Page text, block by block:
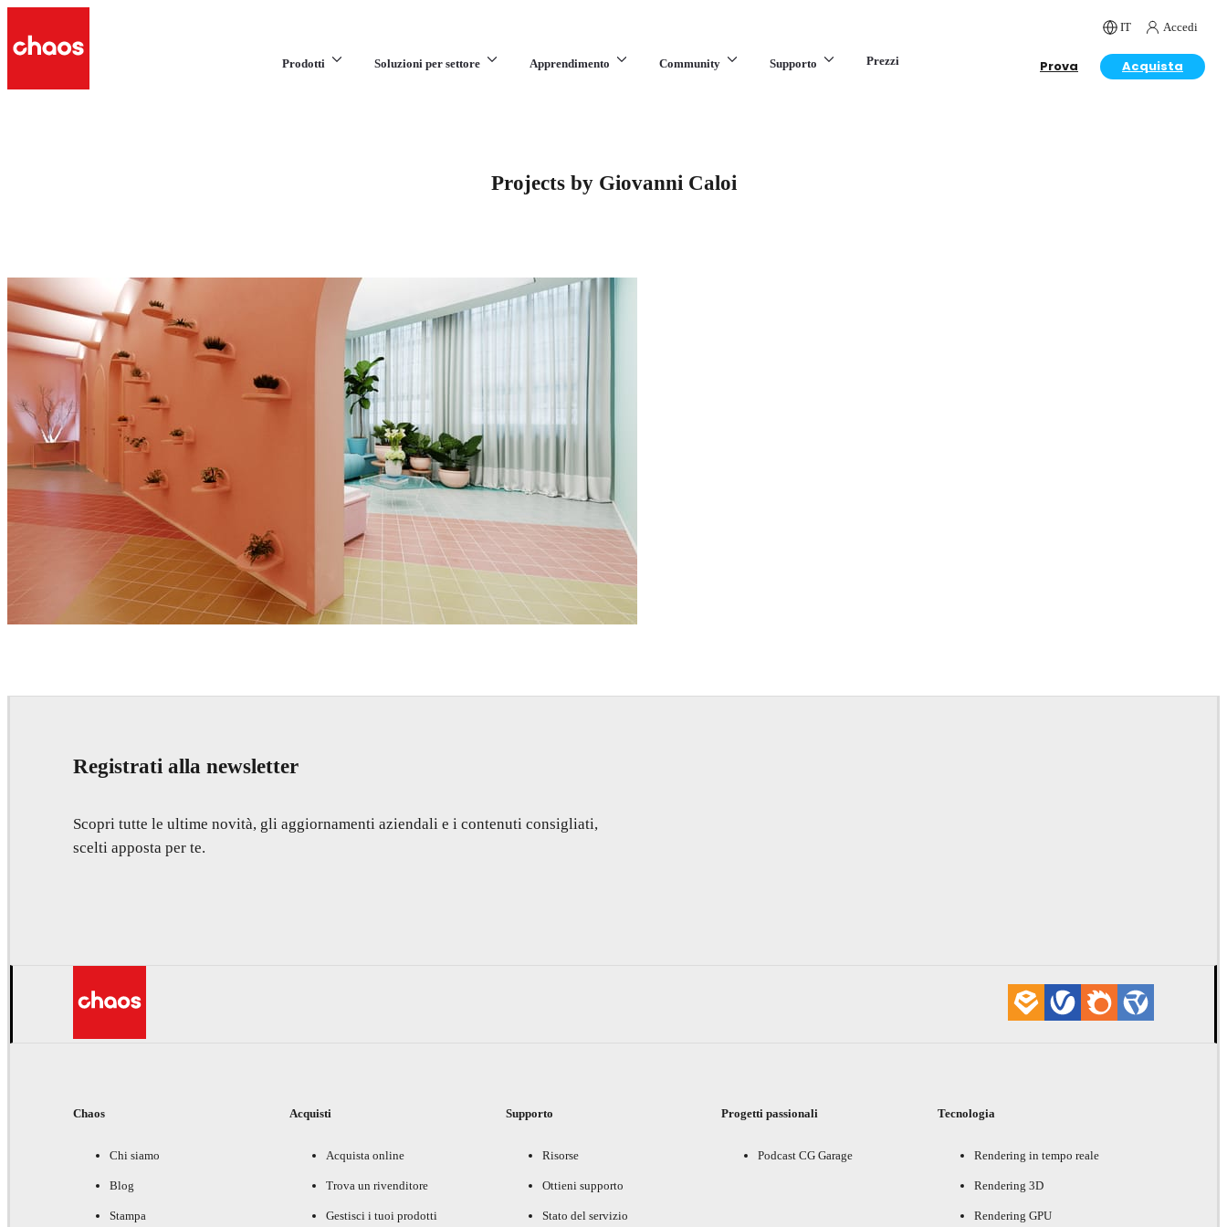
IT Accedi
Prodotti Soluzioni per settore Apprendimento Community Supporto Prezzi Prova Acquista
Projects by Giovanni Caloi
Registrati alla newsletter
Scopri tutte le ultime novità, gli aggiornamenti aziendali e i contenuti consigliati,
scelti apposta per te.
Chaos
Chi siamo
Blog
Stampa
Acquisti
Acquista online
Trova un rivenditore
Gestisci i tuoi prodotti
Supporto
Risorse
Ottieni supporto
Stato del servizio
Progetti passionali
Podcast CG Garage
Tecnologia
Rendering in tempo reale
Rendering 3D
Rendering GPU